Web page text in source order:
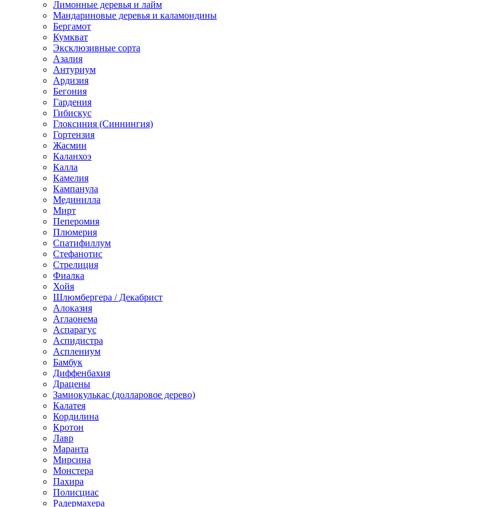
Лимонные деревья и лайм
Мандариновые деревья и каламондины
Бергамот
Кумкват
Эксклюзивные сорта
Азалия
Антуриум
Ардизия
Бегония
Гардения
Гибискус
Глоксиния (Синнингия)
Гортензия
Жасмин
Каланхоэ
Калла
Камелия
Кампанула
Мединилла
Мирт
Пеперомия
Плюмерия
Спатифиллум
Стефанотис
Стрелиция
Фиалка
Хойя
Шлюмбергера / Декабрист
Алоказия
Аглаонема
Аспарагус
Аспидистра
Асплениум
Бамбук
Диффенбахия
Драцены
Замиокулькас (долларовое дерево)
Калатея
Кордилина
Кротон
Лавр
Маранта
Мирсина
Монстера
Пахира
Полисциас
Радермахера